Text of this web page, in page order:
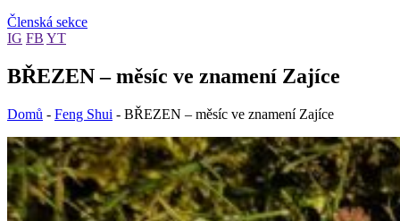
Členská sekce
IG FB YT
BŘEZEN – měsíc ve znamení Zajíce
Domů - Feng Shui - BŘEZEN – měsíc ve znamení Zajíce